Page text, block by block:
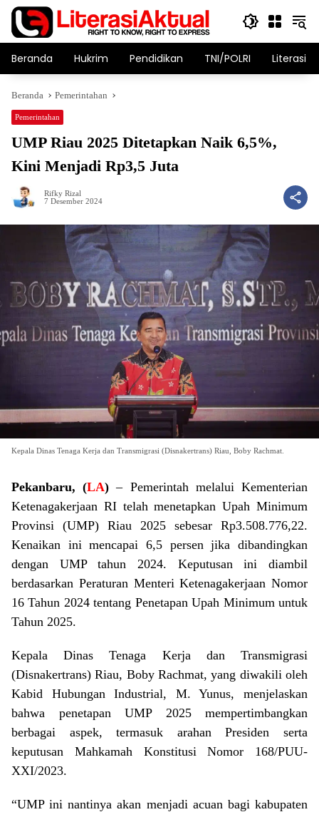
Langsung
konten
Beranda Hukrim Pendidikan TNI/POLRI Literasi
Beranda Pemerintahan
Pemerintahan
UMP Riau 2025 Ditetapkan Naik 6,5%,
Kini Menjadi Rp3,5 Juta
Rifky Rizal
7 Desember 2024
Kepala Dinas Tenaga Kerja dan Transmigrasi (Disnakertrans) Riau, Boby Rachmat.
Pekanbaru, (LA) – Pemerintah melalui Kementerian
Ketenagakerjaan RI telah menetapkan Upah Minimum
Provinsi (UMP) Riau 2025 sebesar Rp3.508.776,22.
Kenaikan ini mencapai 6,5 persen jika dibandingkan
dengan UMP tahun 2024. Keputusan ini diambil
berdasarkan Peraturan Menteri Ketenagakerjaan Nomor
16 Tahun 2024 tentang Penetapan Upah Minimum untuk
Tahun 2025.
Kepala Dinas Tenaga Kerja dan Transmigrasi
(Disnakertrans) Riau, Boby Rachmat, yang diwakili oleh
Kabid Hubungan Industrial, M. Yunus, menjelaskan
bahwa penetapan UMP 2025 mempertimbangkan
berbagai aspek, termasuk arahan Presiden serta
keputusan Mahkamah Konstitusi Nomor 168/PUU-
XXI/2023.
“UMP ini nantinya akan menjadi acuan bagi kabupaten